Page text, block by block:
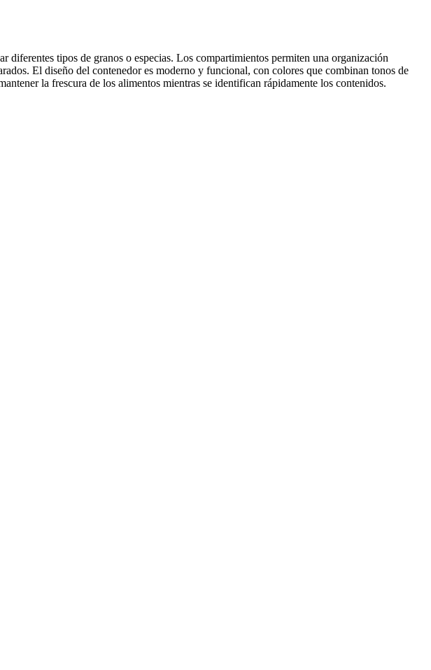
tipos de granos o especias. Los compartimientos permiten una organización
El diseño del contenedor es moderno y funcional, con colores que combinan tonos de
la frescura de los alimentos mientras se identifican rápidamente los contenidos.